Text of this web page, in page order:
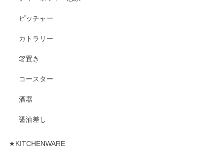
ピッチャー
カトラリー
箸置き
コースター
酒器
醤油差し
★KITCHENWARE